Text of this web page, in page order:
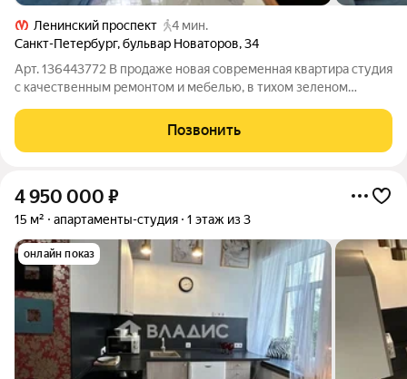
Ленинский проспект
4 мин.
Санкт-Петербург,бульвар Новаторов,34
Арт. 136443772 В продаже новая современная квартира студия
с качественным ремонтом и мебелью, в тихом зеленом
проспект в 5 минутах пешком). Студия подходит для
комфортного проживания одного человека.
Позвонить
4 950 000 ₽
15 м² апартаменты-студия 1 этаж из 3
онлайн показ